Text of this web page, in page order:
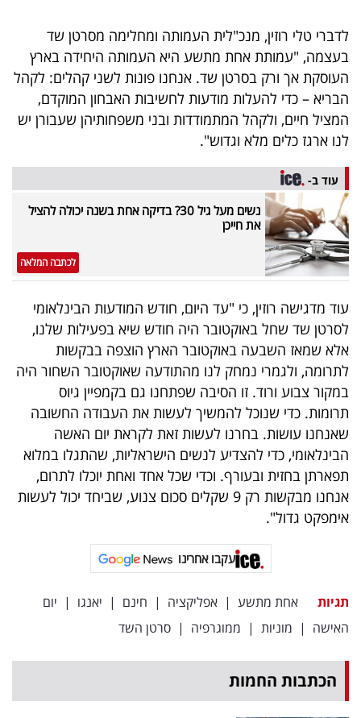
שיתופי
פעולה
דרושים
ניוזלטרים
מייל
אדום
פרסמו
באייס
עקבו
אחרינו:
לדברי טלי רוזין, מנכ"לית העמותה ומחלימה מסרטן שד
בעצמה, "עמותת אחת מתשע היא העמותה היחידה בארץ
העוסקת אך ורק בסרטן שד. אנחנו פונות לשני קהלים: לקהל
הבריא – כדי להעלות מודעות לחשיבות האבחון המוקדם,
המציל חיים, ולקהל המתמודדות ובני משפחותיהן שעבורן יש
לנו ארגז כלים מלא וגדוש".
עוד ב-
נשים מעל גיל 30? בדיקה אחת בשנה יכולה להציל
את חייכן
לכתבה המלאה
עוד מדגישה רוזין, כי "עד היום, חודש המודעות הבינלאומי
לסרטן שד שחל באוקטובר היה חודש שיא בפעילות שלנו,
אלא שמאז השבעה באוקטובר הארץ הוצפה בבקשות
לתרומה, ולגמרי נמחק לנו מהתודעה שאוקטובר השחור היה
במקור צבוע ורוד. זו הסיבה שפתחנו גם בקמפיין גיוס
תרומות. כדי שנוכל להמשיך לעשות את העבודה החשובה
שאנחנו עושות. בחרנו לעשות זאת לקראת יום האשה
הבינלאומי, כדי להצדיע לנשים הישראליות, שהתגלו במלוא
תפארתן בחזית ובעורף. וכדי שכל אחד ואחת יוכלו לתרום,
אנחנו מבקשות רק 9 שקלים סכום צנוע, שביחד יכול לעשות
אימפקט גדול".
עקבו אחרינו
תגיות אחת מתשע | אפליקציה | חינם | יאנגו | יום
האישה | מוניות | ממוגרפיה | סרטן השד
הכתבות החמות